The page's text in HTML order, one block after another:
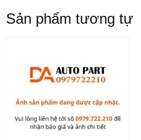
Sản phẩm tương tự